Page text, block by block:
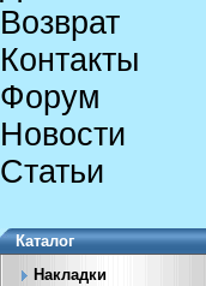
Возврат
Контакты
Форум
Новости
Статьи
Каталог
Накладки